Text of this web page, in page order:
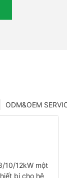
ODM&OEM